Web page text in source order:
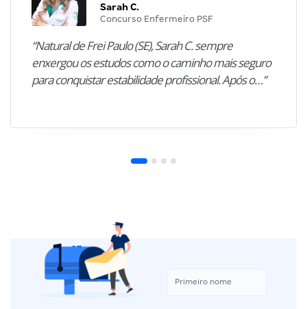
Sarah C.
Concurso Enfermeiro PSF
“Natural de Frei Paulo (SE), Sarah C. sempre
enxergou os estudos como o caminho mais seguro
para conquistar estabilidade profissional. Após o…”